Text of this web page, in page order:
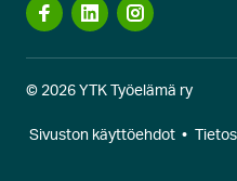
© 2026 YTK Työelämä ry
Sivuston käyttöehdot •